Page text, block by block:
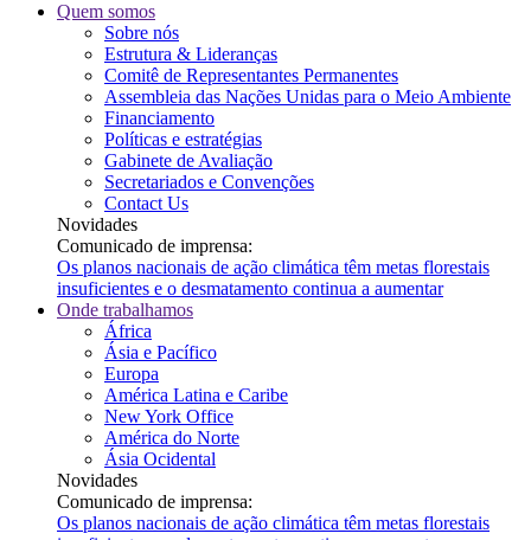
Quem somos
Sobre nós
Estrutura & Lideranças
Comitê de Representantes Permanentes
Assembleia das Nações Unidas para o Meio Ambiente
Financiamento
Políticas e estratégias
Gabinete de Avaliação
Secretariados e Convenções
Contact Us
Novidades
Comunicado de imprensa:
Os planos nacionais de ação climática têm metas florestais
insuficientes e o desmatamento continua a aumentar
Onde trabalhamos
África
Ásia e Pacífico
Europa
América Latina e Caribe
New York Office
América do Norte
Ásia Ocidental
Novidades
Comunicado de imprensa:
Os planos nacionais de ação climática têm metas florestais